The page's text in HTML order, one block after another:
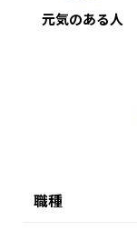
元気のある人
職種